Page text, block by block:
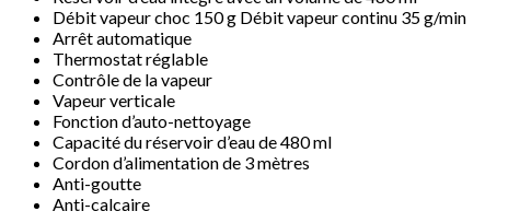
Débit vapeur choc 150 g Débit vapeur continu 35 g/min
Arrêt automatique
Thermostat réglable
Contrôle de la vapeur
Vapeur verticale
Fonction d’auto-nettoyage
Capacité du réservoir d’eau de 480 ml
Cordon d’alimentation de 3 mètres
Anti-goutte
Anti-calcaire